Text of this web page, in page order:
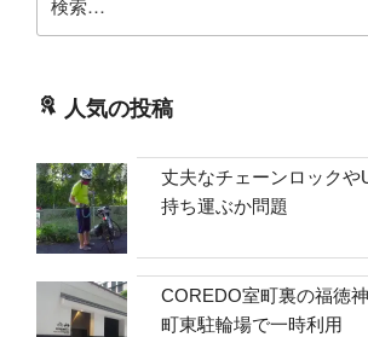
索:
人気の投稿
丈夫なチェーンロックや
持ち運ぶか問題
COREDO室町裏の福徳
町東駐輪場で一時利用